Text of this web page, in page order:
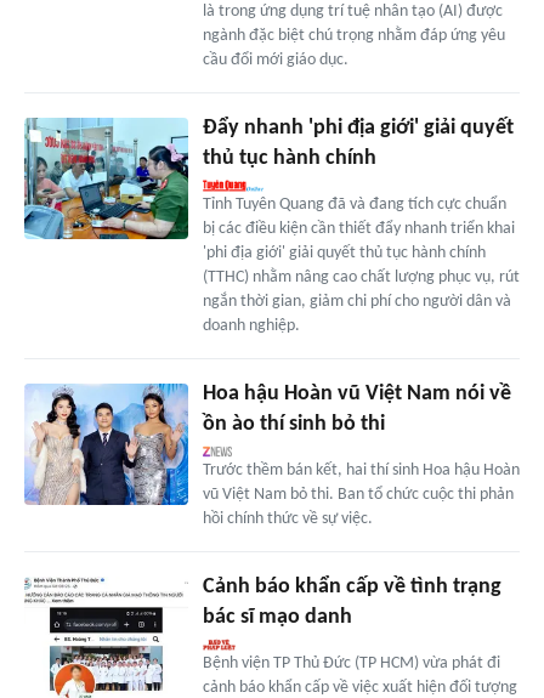
là trong ứng dụng trí tuệ nhân tạo (AI) được
ngành đặc biệt chú trọng nhằm đáp ứng yêu
cầu đổi mới giáo dục.
Đẩy nhanh 'phi địa giới' giải quyết
thủ tục hành chính
Tỉnh Tuyên Quang đã và đang tích cực chuẩn
bị các điều kiện cần thiết đẩy nhanh triển khai
'phi địa giới' giải quyết thủ tục hành chính
(TTHC) nhằm nâng cao chất lượng phục vụ, rút
ngắn thời gian, giảm chi phí cho người dân và
doanh nghiệp.
Hoa hậu Hoàn vũ Việt Nam nói về
ồn ào thí sinh bỏ thi
Trước thềm bán kết, hai thí sinh Hoa hậu Hoàn
vũ Việt Nam bỏ thi. Ban tổ chức cuộc thi phản
hồi chính thức về sự việc.
Cảnh báo khẩn cấp về tình trạng
bác sĩ mạo danh
Bệnh viện TP Thủ Đức (TP HCM) vừa phát đi
cảnh báo khẩn cấp về việc xuất hiện đối tượng